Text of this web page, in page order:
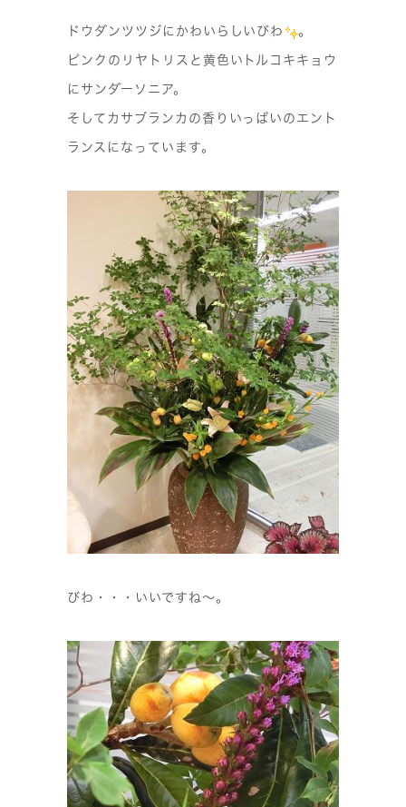
ドウダンツツジにかわいらしいびわ 。
ピンクのリヤトリスと黄色いトルコキキョウ
にサンダーソニア。
そしてカサブランカの香りいっぱいのエント
ランスになっています。
びわ・・・いいですね〜。